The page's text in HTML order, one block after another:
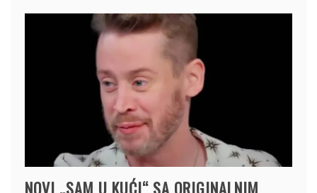
NOVI „SAM U KUĆI“ SA ORIGINALNIM